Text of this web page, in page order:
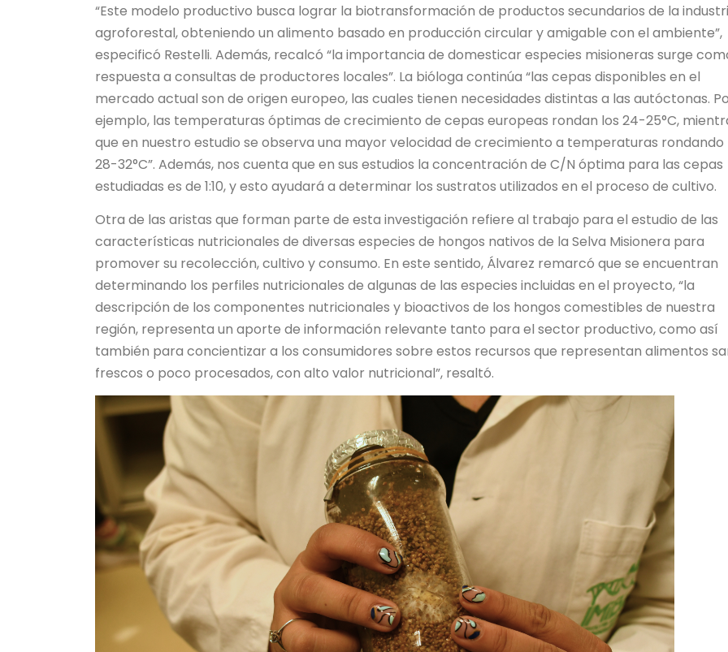
“Este modelo productivo busca lograr la biotransformación de productos secundarios de la
agroforestal, obteniendo un alimento basado en producción circular y amigable con el ambiente”,
especificó Restelli. Además, recalcó “la importancia de domesticar especies misioneras surge
respuesta a consultas de productores locales”. La bióloga continúa “las cepas disponibles en el
mercado actual son de origen europeo, las cuales tienen necesidades distintas a las autóctonas.
ejemplo, las temperaturas óptimas de crecimiento de cepas europeas rondan los 24-25°C,
que en nuestro estudio se observa una mayor velocidad de crecimiento a temperaturas rondando
28-32°C”. Además, nos cuenta que en sus estudios la concentración de C/N óptima para las cepas
estudiadas es de 1:10, y esto ayudará a determinar los sustratos utilizados en el proceso de cultivo.
Otra de las aristas que forman parte de esta investigación refiere al trabajo para el estudio de las
características nutricionales de diversas especies de hongos nativos de la Selva Misionera para
promover su recolección, cultivo y consumo. En este sentido, Álvarez remarcó que se encuentran
determinando los perfiles nutricionales de algunas de las especies incluidas en el proyecto, “la
descripción de los componentes nutricionales y bioactivos de los hongos comestibles de nuestra
región, representa un aporte de información relevante tanto para el sector productivo, como así
también para concientizar a los consumidores sobre estos recursos que representan alimentos
frescos o poco procesados, con alto valor nutricional”, resaltó.